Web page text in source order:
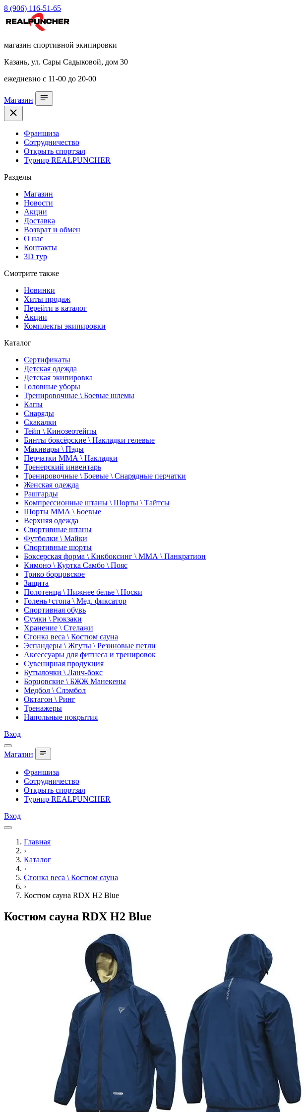
8 (906) 116-51-65
магазин спортивной экипировки
Казань, ул. Сары Садыковой, дом 30
ежедневно с 11-00 до 20-00
Магазин
Франшиза
Сотрудничество
Открыть спортзал
Турнир REALPUNCHER
Разделы
Магазин
Новости
Акции
Доставка
Возврат и обмен
О нас
Контакты
3D тур
Смотрите также
Новинки
Хиты продаж
Перейти в каталог
Акции
Комплекты экипировки
Каталог
Сертификаты
Детская одежда
Детская экипировка
Головные уборы
Тренировочные \ Боевые шлемы
Капы
Снаряды
Скакалки
Тейп \ Кинозеотейпы
Бинты боксёрские \ Накладки гелевые
Макивары \ Пэды
Перчатки ММА \ Накладки
Тренерский инвентарь
Тренировочные \ Боевые \ Снарядные перчатки
Женская одежда
Рашгарды
Компрессионные штаны \ Шорты \ Тайтсы
Шорты ММА \ Боевые
Верхняя одежда
Спортивные штаны
Футболки \ Майки
Спортивные шорты
Боксерская форма \ Кикбоксинг \ ММА \ Панкратион
Кимоно \ Куртка Самбо \ Пояс
Трико борцовское
Защита
Полотенца \ Нижнее белье \ Носки
Голень+стопа \ Мед. фиксатор
Спортивная обувь
Сумки \ Рюкзаки
Хранение \ Стелажи
Сгонка веса \ Костюм сауна
Эспандеры \ Жгуты \ Резиновые петли
Аксессуары для фитнеса и тренировок
Сувенирная продукция
Бутылочки \ Ланч-бокс
Борцовские \ БЖЖ Манекены
Медбол \ Слэмбол
Октагон \ Ринг
Тренажеры
Напольные покрытия
Вход
Магазин
Франшиза
Сотрудничество
Открыть спортзал
Турнир REALPUNCHER
Вход
Главная
›
Каталог
›
Сгонка веса \ Костюм сауна
›
Костюм сауна RDX H2 Blue
Костюм сауна RDX H2 Blue